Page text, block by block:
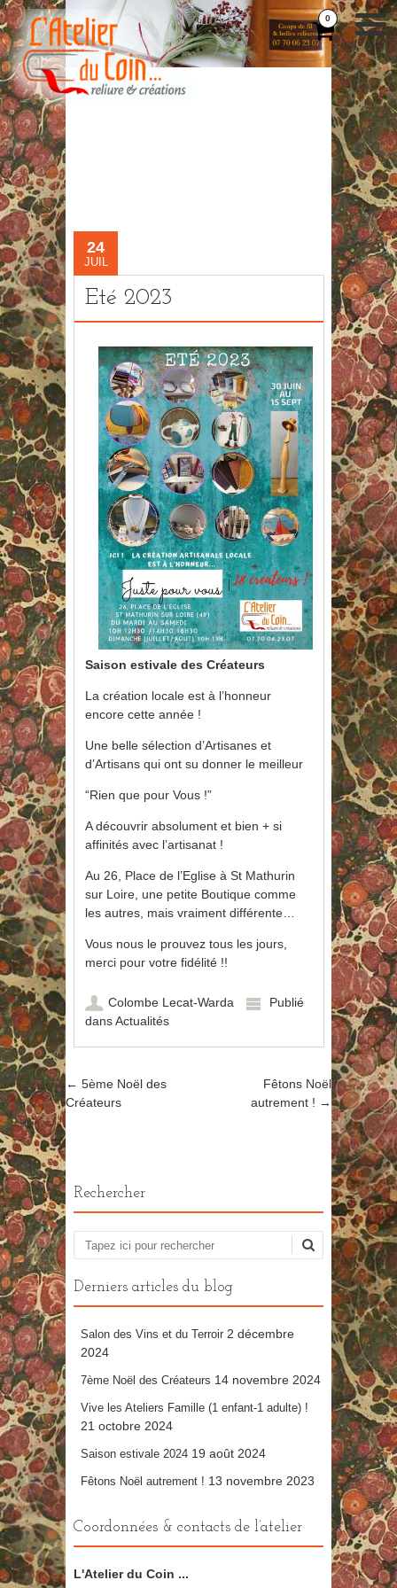
0
24
JUIL
Eté 2023
Saison estivale des Créateurs
La création locale est à l’honneur
encore cette année !
Une belle sélection d’Artisanes et
d’Artisans qui ont su donner le meilleur
“Rien que pour Vous !”
A découvrir absolument et bien + si
affinités avec l’artisanat !
Au 26, Place de l’Eglise à St Mathurin
sur Loire, une petite Boutique comme
les autres, mais vraiment différente…
Vous nous le prouvez tous les jours,
merci pour votre fidélité !!
Colombe Lecat-Warda
Publié
dansActualités
Poster navigation
← 5ème Noël des
Créateurs
Fêtons Noël
autrement ! →
Rechercher
Recherche
Derniers articles du blog
Salon des Vins et du Terroir 2 décembre
2024
7ème Noël des Créateurs 14 novembre 2024
Vive les Ateliers Famille (1 enfant-1 adulte) !
21 octobre 2024
Saison estivale 2024 19 août 2024
Fêtons Noël autrement ! 13 novembre 2023
Coordonnées & contacts de l’atelier
L'Atelier du Coin ...